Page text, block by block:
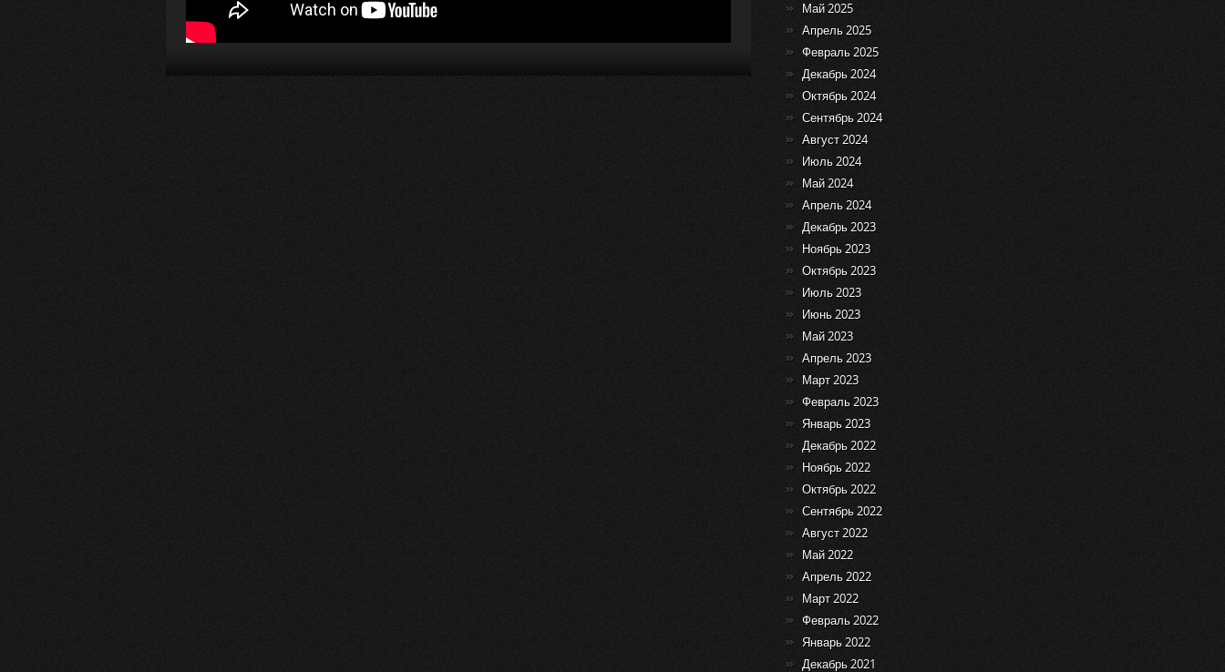
Май 2025
Апрель 2025
Февраль 2025
Декабрь 2024
Октябрь 2024
Сентябрь 2024
Август 2024
Июль 2024
Май 2024
Апрель 2024
Декабрь 2023
Ноябрь 2023
Октябрь 2023
Июль 2023
Июнь 2023
Май 2023
Апрель 2023
Март 2023
Февраль 2023
Январь 2023
Декабрь 2022
Ноябрь 2022
Октябрь 2022
Сентябрь 2022
Август 2022
Май 2022
Апрель 2022
Март 2022
Февраль 2022
Январь 2022
Декабрь 2021